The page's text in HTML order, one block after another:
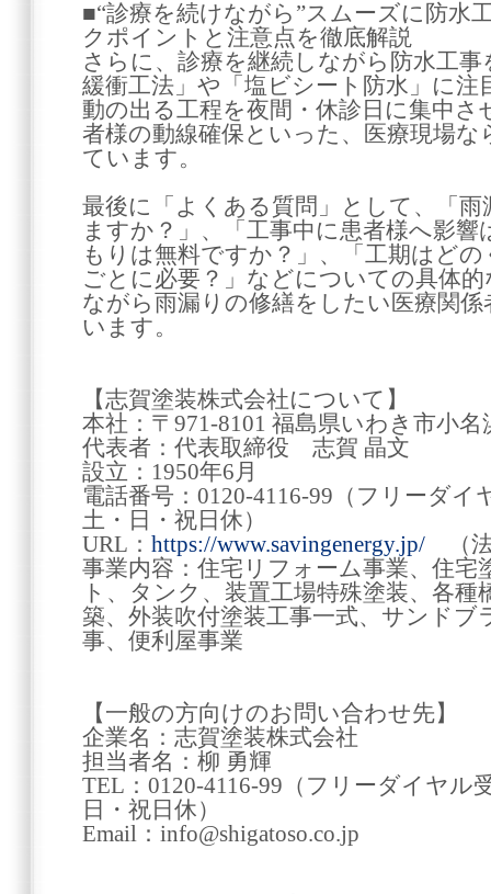
■“診療を続けながら”スムーズに防水
クポイントと注意点を徹底解説
さらに、診療を継続しながら防水工
緩衝工法」や「塩ビシート防水」に注
動の出る工程を夜間・休診日に集中
者様の動線確保といった、医療現場
ています。
最後に「よくある質問」として、「
ますか？」、「工事中に患者様へ影
もりは無料ですか？」、「工期はど
ごとに必要？」などについての具体
ながら雨漏りの修繕をしたい医療関
います。
【志賀塗装株式会社について】
本社：〒971-8101 福島県いわき市小
代表者：代表取締役 志賀 晶文
設立：1950年6月
電話番号：0120-4116-99（フリーダ
土・日・祝日休）
URL： https://www.savingenergy.jp/ （法
事業内容：住宅リフォーム事業、住宅
ト、タンク、装置工場特殊塗装、各
築、外装吹付塗装工事一式、サンドブ
事、便利屋事業
【一般の方向けのお問い合わせ先】
企業名：志賀塗装株式会社
担当者名：柳 勇輝
TEL：0120-4116-99（フリーダイヤ
日・祝日休）
Email：info@shigatoso.co.jp